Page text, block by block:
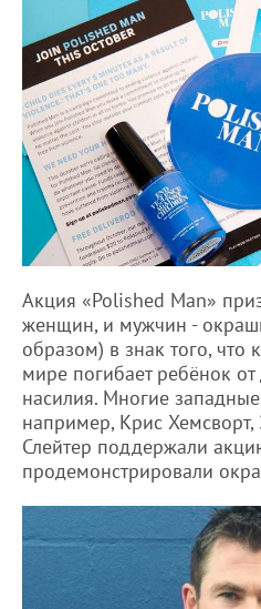
Акция «Polished Man»
женщин, и мужчин -
образом) в знак того, что
мире погибает ребёнок
насилия. Многие
например, Крис
Слейтер поддержали
продемонстрировали